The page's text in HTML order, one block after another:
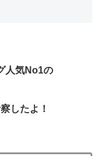
人気No1の
したよ！